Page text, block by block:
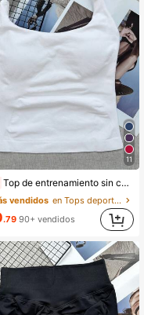
11
Top de entrenamiento sin costuras con tirantes finos largos para mujer, sujetador incorporado con relleno extraíble, top de yoga deportivo, athleisure
vendidos
en Tops deportivos para mujer
.79 90+ vendidos